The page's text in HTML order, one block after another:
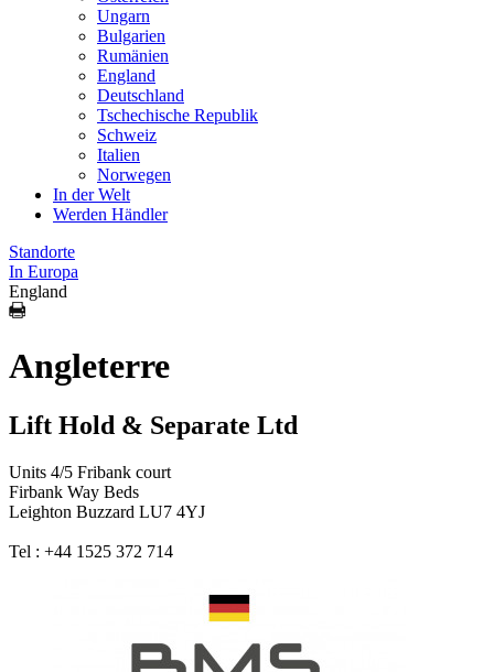
Ungarn
Bulgarien
Rumänien
England
Deutschland
Tschechische Republik
Schweiz
Italien
Norwegen
In der Welt
Werden Händler
Standorte
In Europa
England
Angleterre
Lift Hold & Separate Ltd
Units 4/5 Fribank court
Firbank Way Beds
Leighton Buzzard LU7 4YJ
Tel : +44 1525 372 714